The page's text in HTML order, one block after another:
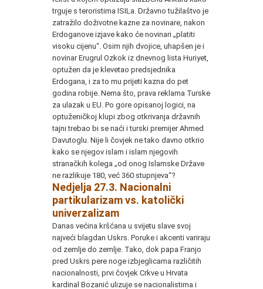
trguje s teroristima ISILa. Državno tužilaštvo je
zatražilo doživotne kazne za novinare, nakon
Erdoganove izjave kako će novinari „platiti
visoku cijenu“. Osim njih dvojice, uhapšen je i
novinar Erugrul Ozkok iz dnevnog lista Huriyet,
optužen da je klevetao predsjednika
Erdogana, i za to mu prijeti kazna do pet
godina robije. Nema što, prava reklama Turske
za ulazak u EU. Po gore opisanoj logici, na
optuženičkoj klupi zbog otkrivanja državnih
tajni trebao bi se naći i turski premijer Ahmed
Davutoglu. Nije li čovjek ne tako davno otkrio
kako se njegov islam i islam njegovih
stranačkih kolega „od onog Islamske Države
ne razlikuje 180, već 360 stupnjeva“?
Nedjelja 27.3. Nacionalni
partikularizam vs. katolički
univerzalizam
Danas većina kršćana u svijetu slave svoj
najveći blagdan Uskrs. Poruke i akcenti variraju
od zemlje do zemlje. Tako, dok papa Franjo
pred Uskrs pere noge izbjeglicama različitih
nacionalnosti, prvi čovjek Crkve u Hrvata
kardinal Bozanić ulizuje se nacionalistima i